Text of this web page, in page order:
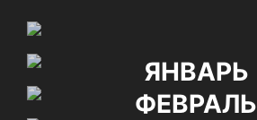
ЯНВАРЬ
ФЕВРАЛЬ